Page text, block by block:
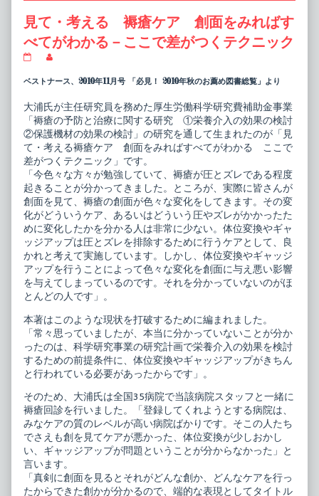
見て・考える 褥瘡ケア 創面をみればす
べてがわかる－ここで差がつくテクニック
考
褥
瘡
ケ
ア
面
を
み
れ
ば
す
べ
て
が
わ
か
る
－
こ
こ
で
差
が
つ
く
テ
ニ
ッ
ク
published
on
posts
author
of
見
て・
考
え
る
褥
瘡
ケ
ア
創
を
み
れ
ば
す
べ
が
わ
か
る
－
こ
で
差
が
つ
く
テ
ク
ニ
ッ
ベストナース、2010年11月号 「必見！ 2010年秋のお薦め図書総覧」より
大浦氏が主任研究員を務めた厚生労働科学研究費補助金事業
「褥瘡の予防と治療に関する研究 ①栄養介入の効果の検討
②保護機材の効果の検討」の研究を通して生まれたのが「見
て・考える褥瘡ケア 創面をみればすべてがわかる ここで
差がつくテクニック」です。
「今色々な方々が勉強していて、褥瘡が圧とズレである程度
起きることが分かってきました。ところが、実際に皆さんが
創面を見て、褥瘡の創面が色々な変化をしてきます。その変
化がどういうケア、あるいはどういう圧やズレがかかったた
めに変化したかを分かる人は非常に少ない。体位変換やギャ
ッジアップは圧とズレを排除するために行うケアとして、良
かれと考えて実施しています。しかし、体位変換やギャッジ
アップを行うことによって色々な変化を創面に与え悪い影響
を与えてしまっているのです。それを分かっていないのがほ
とんどの人です」。
本著はこのような現状を打破するために編まれました。
「常々思っていましたが、本当に分かっていないことが分か
ったのは、科学研究事業の研究計画で栄養介入の効果を検討
するための前提条件に、体位変換やギャッジアップがきちん
と行われている必要があったからです」。
そのため、大浦氏は全国35病院で当該病院スタッフと一緒に
褥瘡回診を行いました。「登録してくれようとする病院は、
みなケアの質のレベルが高い病院ばかりです。そこの人たち
でさえも創を見てケアが悪かった、体位変換が少しおかし
い、ギャッジアップが問題ということが分からなかった」と
言います。
「真剣に創面を見るとそれがどんな創か、どんなケアを行っ
たからできた創かが分かるので、端的な表現としてタイトル